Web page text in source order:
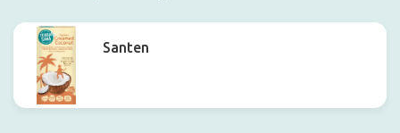
Santen